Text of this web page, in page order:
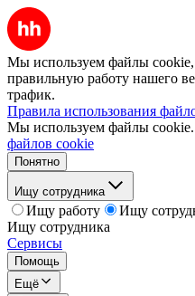
Мы используем файлы cookie,
правильную работу нашего
трафик.
Правила использования
Мы используем файлы cookie.
файлов cookie
Понятно
Ищу сотрудника
Ищу работу
Ищу
Ищу сотрудника
Сервисы
Помощь
Ещё